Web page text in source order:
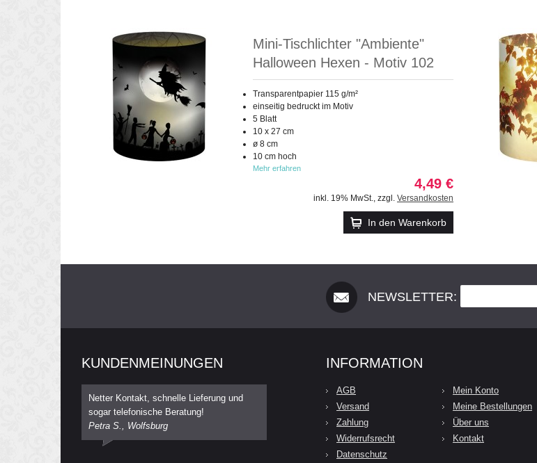
Mini-Tischlichter "Ambiente"
Halloween Hexen - Motiv 102
Transparentpapier 115 g/m²
einseitig bedruckt im Motiv
5 Blatt
10 x 27 cm
ø 8 cm
10 cm hoch
Mehr erfahren
4,49 €
inkl. 19% MwSt., zzgl. Versandkosten
In den Warenkorb
NEWSLETTER:
KUNDENMEINUNGEN
Netter Kontakt, schnelle Lieferung und
sogar telefonische Beratung!
Petra S., Wolfsburg
INFORMATION
AGB
Versand
Zahlung
Widerrufsrecht
Datenschutz
Mein Konto
Meine Bestellungen
Über uns
Kontakt